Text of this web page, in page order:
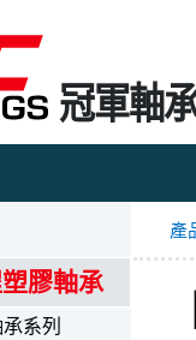
冠軍軸
膠軸承
系列
產